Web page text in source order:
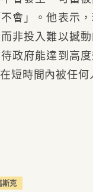
會」。他表示
非投入難以撼
政府能達到高
短時間內被任何
斯克